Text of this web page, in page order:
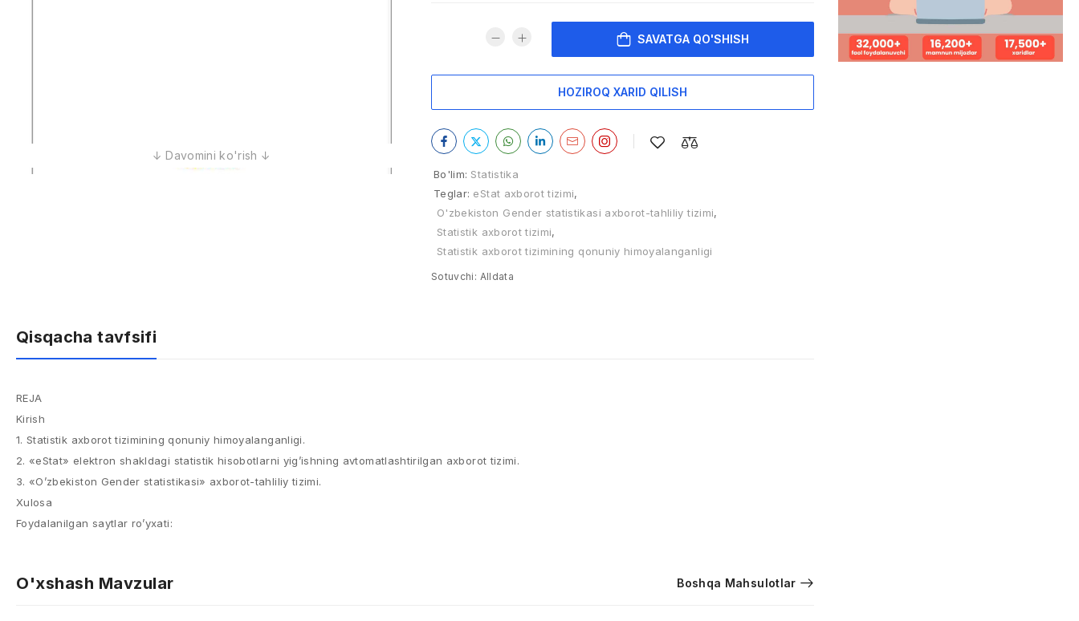
SAVATGA QO'SHISH
HOZIROQ XARID QILISH
Bo'lim: Statistika
Teglar: eStat axborot tizimi,
O'zbekiston Gender statistikasi axborot-tahliliy tizimi,
Statistik axborot tizimi,
Statistik axborot tizimining qonuniy himoyalanganligi
Sotuvchi: Alldata
Qisqacha tavfsifi
REJA
Kirish
1. Statistik axborot tizimining qonuniy himoyalanganligi.
2. «eStat» elektron shakldagi statistik hisobotlarni yig’ishning avtomatlashtirilgan axborot tizimi.
3. «O’zbekiston Gender statistikasi» axborot-tahliliy tizimi.
Xulosa
Foydalanilgan saytlar ro’yxati:
O'xshash Mavzular Boshqa Mahsulotlar